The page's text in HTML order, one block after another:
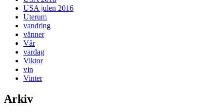
USA julen 2016
Uterum
vandring
vänner
Vår
vardag
Viktor
vin
Vinter
Arkiv